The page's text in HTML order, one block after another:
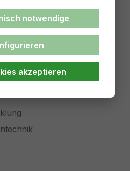
notwendige
akzeptieren